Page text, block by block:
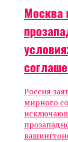
Москва
Россия
мирного